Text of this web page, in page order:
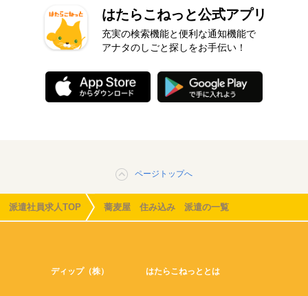
はたらこねっと公式アプリ
充実の検索機能と便利な通知機能で
アナタのしごと探しをお手伝い！
ページトップへ
派遣社員求人TOP 蕎麦屋 住み込み 派遣の一覧
ディップ（株） はたらこねっととは